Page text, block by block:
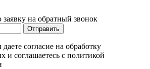
на обратный звонок
Отправить
согласие на обработку
и соглашаетесь с политикой